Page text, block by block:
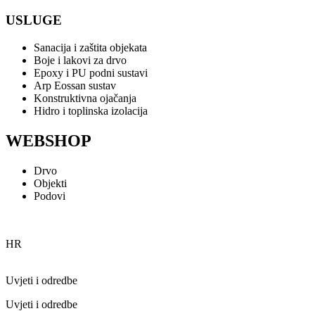
USLUGE
Sanacija i zaštita objekata
Boje i lakovi za drvo
Epoxy i PU podni sustavi
Arp Eossan sustav
Konstruktivna ojačanja
Hidro i toplinska izolacija
WEBSHOP
Drvo
Objekti
Podovi
HR
Uvjeti i odredbe
Uvjeti i odredbe